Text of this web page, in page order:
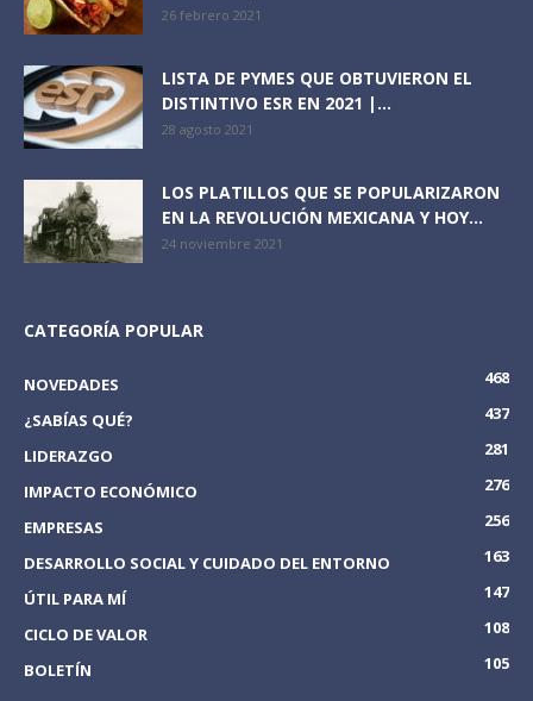
26 febrero 2021
LISTA DE PYMES QUE OBTUVIERON EL
DISTINTIVO ESR EN 2021 |...
28 agosto 2021
LOS PLATILLOS QUE SE POPULARIZARON
EN LA REVOLUCIÓN MEXICANA Y HOY...
24 noviembre 2021
CATEGORÍA POPULAR
NOVEDADES
468
¿SABÍAS QUÉ?
437
LIDERAZGO
281
IMPACTO ECONÓMICO
276
EMPRESAS
256
DESARROLLO SOCIAL Y CUIDADO DEL ENTORNO
163
ÚTIL PARA MÍ
147
CICLO DE VALOR
108
BOLETÍN
105